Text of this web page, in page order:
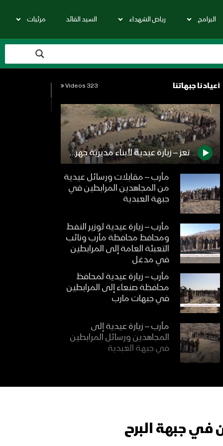
البرامج رياض الشهداء السيد القائد مرئيات
أعيادنا جبهاتنا 323 Videos
تعز – زيارة عيدية لأبناء مديرية جهران ومدير المديرية إلى المرابطين في جبهة البرح
مأرب – مقابلات ورسائل عيدية
من المجاهدين المرابطين في
جبهة العبدية
مأرب – زيارة عيدية لوزير النفط
ومحافظ محافظة مأرب ونائب
التعبئة العامة إلى المرابطين
في مدغل
مأرب – زيارة عيدية لمحافظ
محافظة صنعاء إلى المرابطين
في جبهات مارب
مأرب – زيارة عيدية إلى
المجاهدين ورسائل المرابطين
في جبهة العبدية
المرابطين في جبهات مدغل
صعدة – زيارة وقافلة عيدية من
قبائل آل سالم إلى المجاهدين
في جبهة البرح